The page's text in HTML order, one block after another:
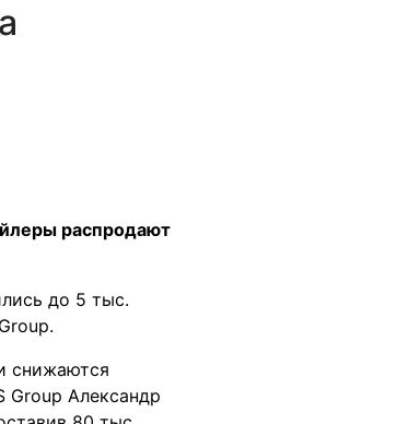
распродают
до 5 тыс.
снижаются
Group Александр